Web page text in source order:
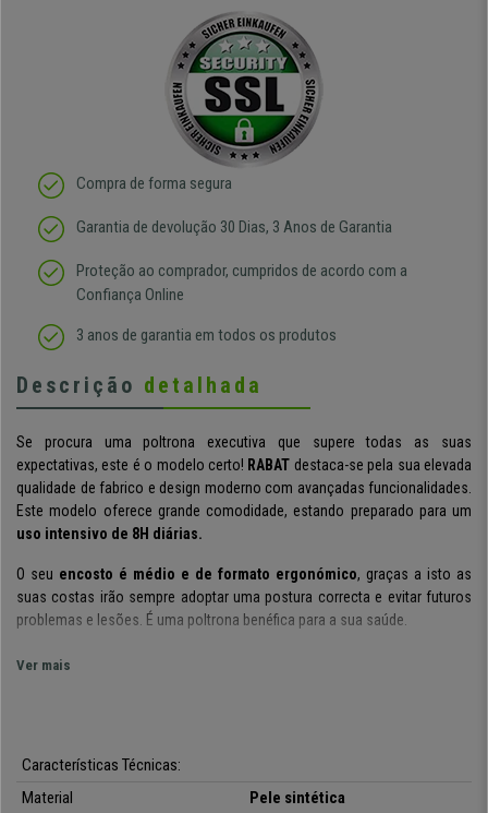
Compra de forma segura
Garantia de devolução 30 Dias, 3 Anos de Garantia
Proteção ao comprador, cumpridos de acordo com a
Confiança Online
3 anos de garantia em todos os produtos
Descrição detalhada
Se procura uma poltrona executiva que supere todas as suas
expectativas, este é o modelo certo! RABAT destaca-se pela sua elevada
qualidade de fabrico e design moderno com avançadas funcionalidades.
Este modelo oferece grande comodidade, estando preparado para um
uso intensivo de 8H diárias.
O seu encosto é médio e de formato ergonómico, graças a isto as
suas costas irão sempre adoptar uma postura correcta e evitar futuros
problemas e lesões. É uma poltrona benéfica para a sua saúde.
Com a manivela direita poderá
Esta poltrona éforrada em pele de alta qualidade
transmite requinte, toque suave e elevada resistência.
Ver mais
Características Técnicas:
Material
Pele sintética